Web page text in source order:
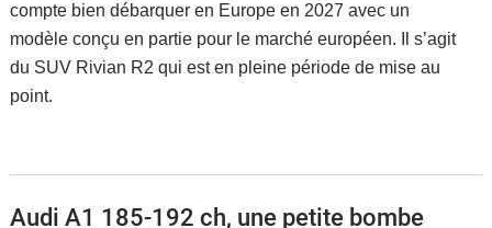
compte bien débarquer en Europe en 2027 avec un
modèle conçu en partie pour le marché européen. Il s’agit
du SUV Rivian R2 qui est en pleine période de mise au
point.
Audi A1 185-192 ch, une petite bombe